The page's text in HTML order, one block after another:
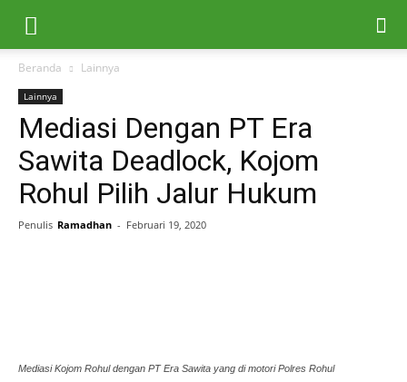
Beranda Lainnya
Lainnya
Mediasi Dengan PT Era
Sawita Deadlock, Kojom
Rohul Pilih Jalur Hukum
Penulis Ramadhan - Februari 19, 2020
Mediasi Kojom Rohul dengan PT Era Sawita yang di motori Polres Rohul